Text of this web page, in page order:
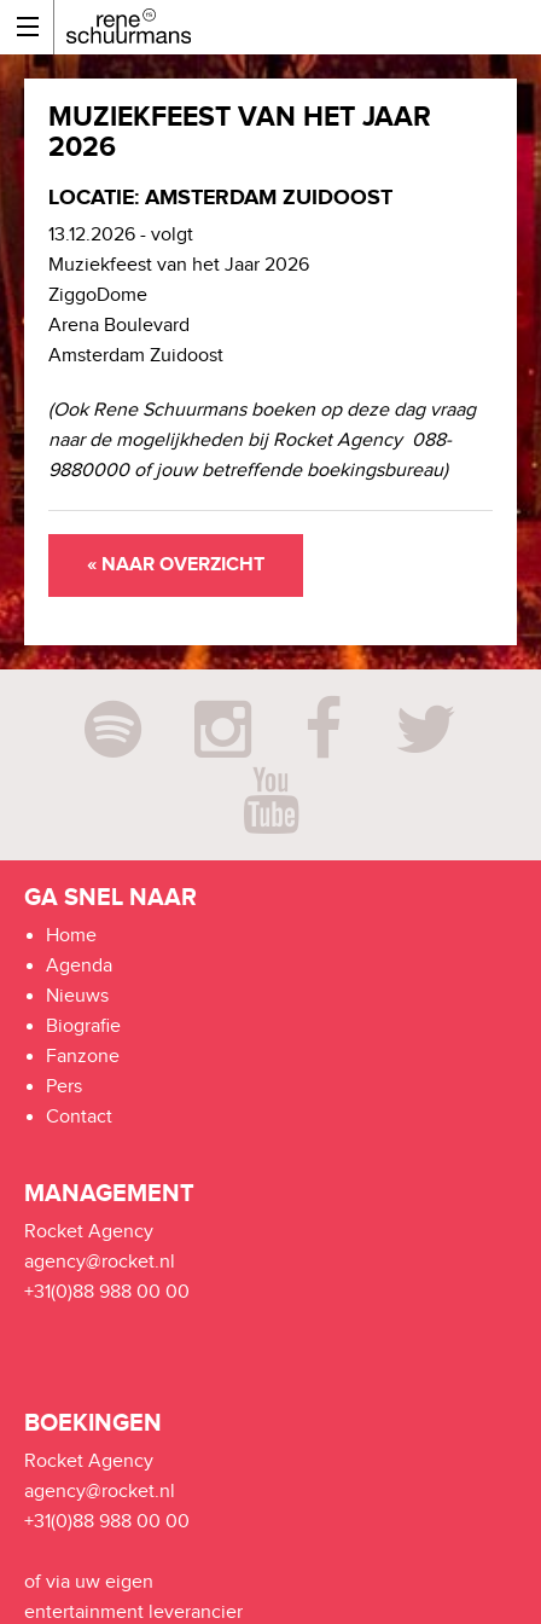
MUZIEKFEEST VAN HET JAAR
2026
LOCATIE: AMSTERDAM ZUIDOOST
13.12.2026 - volgt
Muziekfeest van het Jaar 2026
ZiggoDome
Arena Boulevard
Amsterdam Zuidoost
(Ook Rene Schuurmans boeken op deze dag vraag
naar de mogelijkheden bij Rocket Agency 088-
9880000 of jouw betreffende boekingsbureau)
« NAAR OVERZICHT
GA SNEL NAAR
Home
Agenda
Nieuws
Biografie
Fanzone
Pers
Contact
MANAGEMENT
Rocket Agency
agency@rocket.nl
+31(0)88 988 00 00
BOEKINGEN
Rocket Agency
agency@rocket.nl
+31(0)88 988 00 00
of via uw eigen
entertainment leverancier